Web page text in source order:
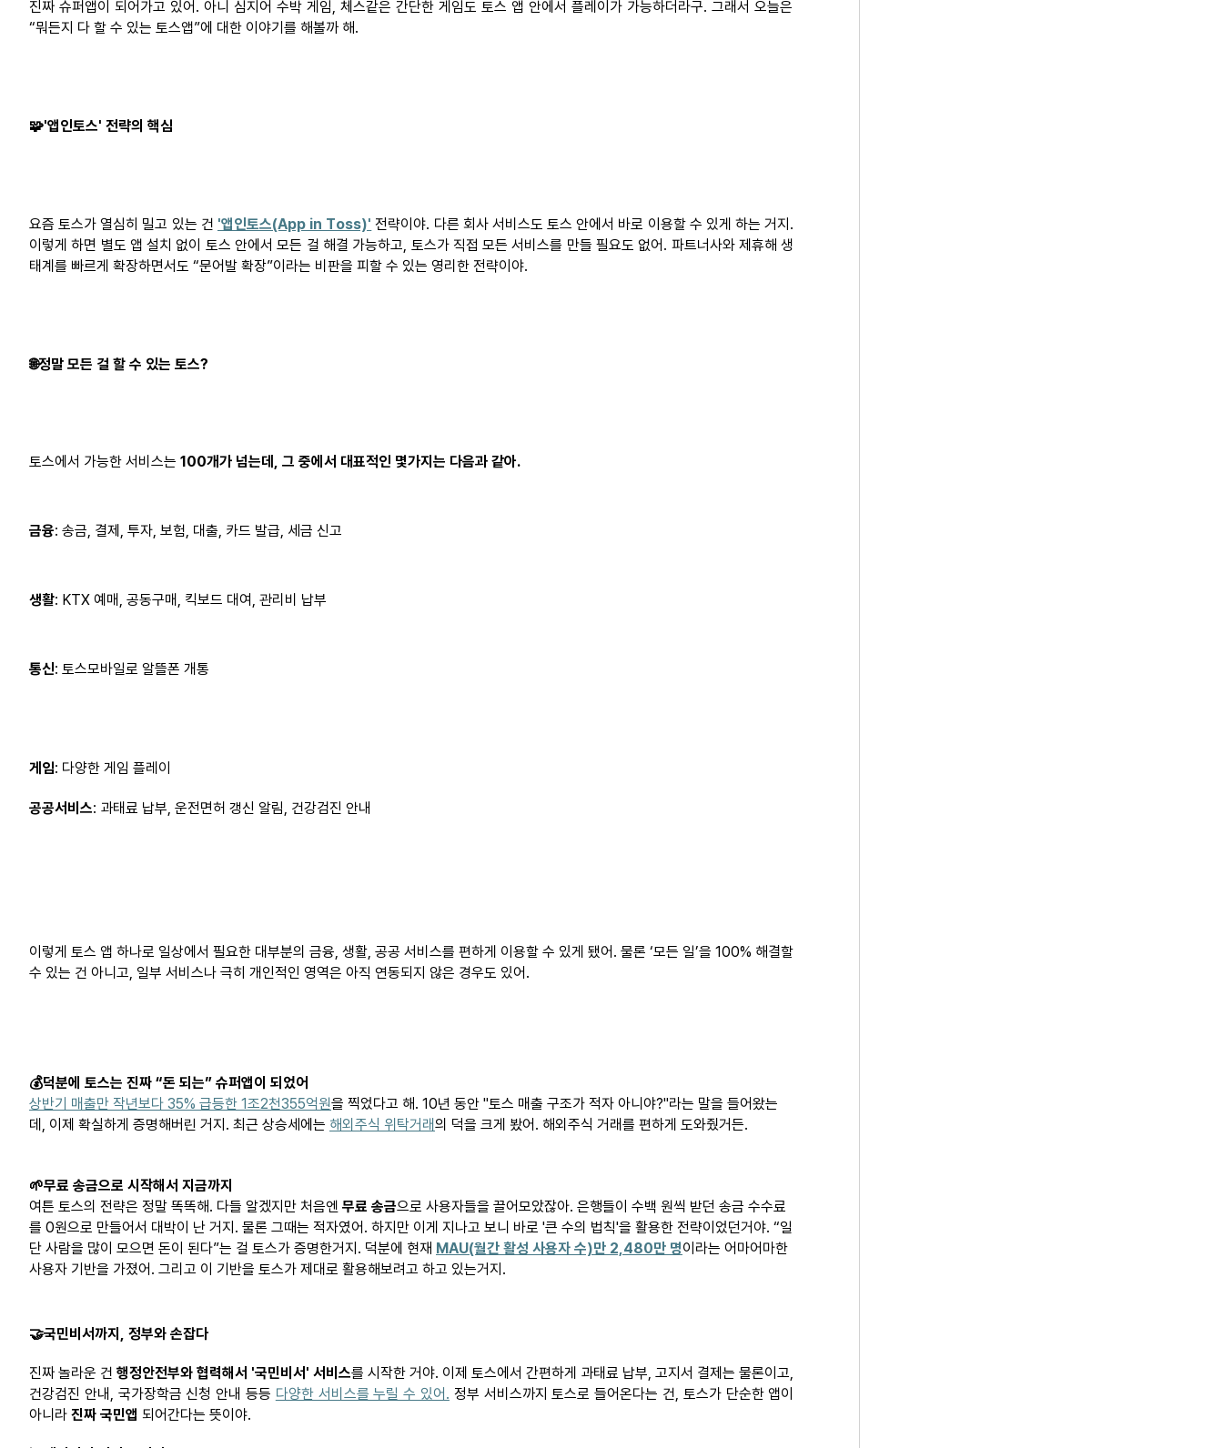
진짜슈퍼앱이 되어가고 있어. 아니 심지어 수박 게임,체스같은 간단한 게임도 토스 앱 안에서 플레이가 가능하더라구.그래서오늘은
“뭐든지 다 할 수 있는 토스앱”에 대한 이야기를 해볼까 해.
🧩'앱인토스' 전략의 핵심
요즘 토스가 열심히 밀고 있는 건 '앱인토스(App in Toss)' 전략이야. 다른 회사 서비스도 토스 안에서 바로 이용할 수 있게 하는 거지.
이렇게 하면 별도 앱 설치 없이 토스 안에서 모든 걸 해결 가능하고, 토스가 직접 모든 서비스를 만들 필요도 없어. 파트너사와 제휴해 생
태계를 빠르게 확장하면서도 “문어발 확장”이라는 비판을 피할 수 있는 영리한 전략이야.
🌐정말 모든 걸 할 수 있는 토스?
토스에서 가능한 서비스는 100개가 넘는데 , 그 중에서 대표적인 몇가지는 다음과 같아.
금융: 송금, 결제, 투자, 보험, 대출, 카드 발급, 세금 신고
생활: KTX 예매 , 공동구매 , 킥보드 대여 , 관리비 납부
통신: 토스모바일로 알뜰폰 개통
게임: 다양한 게임 플레이
공공서비스: 과태료 납부, 운전면허 갱신 알림, 건강검진 안내
이렇게 토스 앱 하나로 일상에서 필요한 대부분의 금융, 생활, 공공 서비스를 편하게 이용할 수 있게 됐어. 물론 ‘모든 일’을 100% 해결할
수 있는 건 아니고, 일부 서비스나 극히 개인적인 영역은 아직 연동되지 않은 경우도 있어 .
💰덕분에 토스는 진짜 “돈 되는” 슈퍼앱이 되었어
상반기 매출만 작년보다 35% 급등한 1조2천355억원을 찍었다고 해. 10년 동안 "토스 매출 구조가 적자 아니야?"라는 말을 들어왔는
데, 이제 확실하게 증명해버린 거지. 최근 상승세에는 해외주식 위탁거래의 덕을 크게 봤어. 해외주식 거래를 편하게 도와줬거든.
🌱무료 송금으로 시작해서 지금까지
여튼 토스의 전략은 정말 똑똑해. 다들 알겠지만 처음엔 무료 송금으로 사용자들을 끌어모았잖아. 은행들이 수백 원씩 받던 송금 수수료
를 0원으로 만들어서 대박이 난 거지. 물론 그때는 적자였어. 하지만 이게 지나고 보니 바로 '큰 수의 법칙'을 활용한 전략이었던거야. “일
단 사람을 많이 모으면 돈이 된다”는 걸 토스가 증명한거지 . 덕분에 현재 MAU(월간 활성 사용자 수)만 2,480만 명이라는 어마어마한
사용자 기반을 가졌어. 그리고 이 기반을 토스가 제대로 활용해보려고 하고 있는거지 .
🤝국민비서까지 , 정부와 손잡다
진짜 놀라운 건행정안전부와 협력해서 '국민비서' 서비스를 시작한 거야. 이제 토스에서 간편하게 과태료 납부, 고지서 결제는 물론이고,
건강검진 안내, 국가장학금 신청 안내 등등 다양한 서비스를 누릴 수 있어. 정부 서비스까지 토스로 들어온다는 건, 토스가 단순한 앱이
아니라 진짜 국민앱 되어간다는 뜻이야.